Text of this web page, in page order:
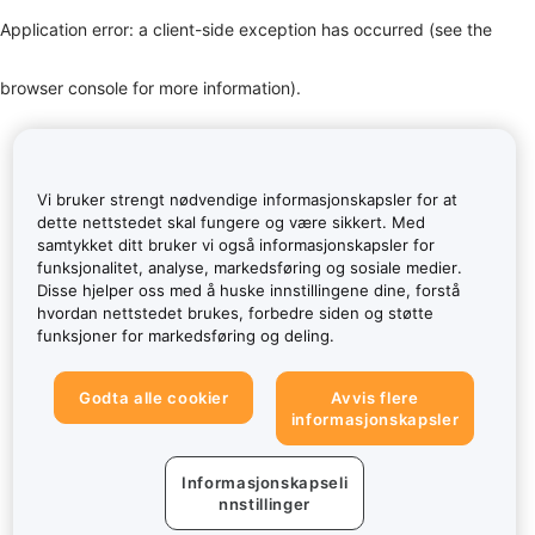
Application error: a client-side exception has occurred (see the
browser console for more information).
Vi bruker strengt nødvendige informasjonskapsler for at
dette nettstedet skal fungere og være sikkert. Med
samtykket ditt bruker vi også informasjonskapsler for
funksjonalitet, analyse, markedsføring og sosiale medier.
Disse hjelper oss med å huske innstillingene dine, forstå
hvordan nettstedet brukes, forbedre siden og støtte
funksjoner for markedsføring og deling.
Godta alle cookier
Avvis flere
informasjonskapsler
Informasjonskapseli
nnstillinger